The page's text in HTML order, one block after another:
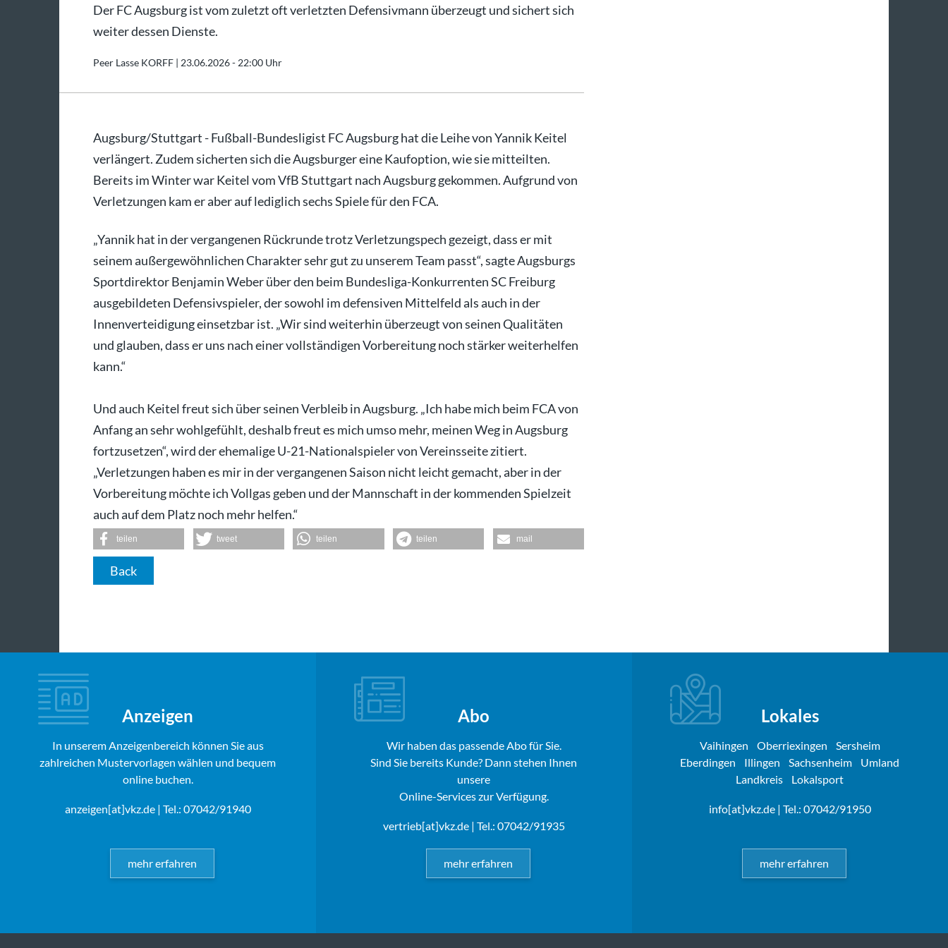
Der FC Augsburg ist vom zuletzt oft verletzten Defensivmann überzeugt und sichert sich
weiter dessen Dienste.
Peer Lasse KORFF | 23.06.2026 - 22:00 Uhr
Augsburg/Stuttgart - Fußball-Bundesligist FC Augsburg hat die Leihe von Yannik Keitel
verlängert. Zudem sicherten sich die Augsburger eine Kaufoption, wie sie mitteilten.
Bereits im Winter war Keitel vom VfB Stuttgart nach Augsburg gekommen. Aufgrund von
Verletzungen kam er aber auf lediglich sechs Spiele für den FCA.
„Yannik hat in der vergangenen Rückrunde trotz Verletzungspech gezeigt, dass er mit
seinem außergewöhnlichen Charakter sehr gut zu unserem Team passt“, sagte Augsburgs
Sportdirektor Benjamin Weber über den beim Bundesliga-Konkurrenten SC Freiburg
ausgebildeten Defensivspieler, der sowohl im defensiven Mittelfeld als auch in der
Innenverteidigung einsetzbar ist. „Wir sind weiterhin überzeugt von seinen Qualitäten
und glauben, dass er uns nach einer vollständigen Vorbereitung noch stärker weiterhelfen
kann.“
Und auch Keitel freut sich über seinen Verbleib in Augsburg. „Ich habe mich beim FCA von
Anfang an sehr wohlgefühlt, deshalb freut es mich umso mehr, meinen Weg in Augsburg
fortzusetzen“, wird der ehemalige U-21-Nationalspieler von Vereinsseite zitiert.
„Verletzungen haben es mir in der vergangenen Saison nicht leicht gemacht, aber in der
Vorbereitung möchte ich Vollgas geben und der Mannschaft in der kommenden Spielzeit
auch auf dem Platz noch mehr helfen.“
teilen tweet teilen teilen mail
Back
Anzeigen
In unserem Anzeigenbereich können Sie aus
zahlreichen Mustervorlagen wählen und bequem
online buchen.
anzeigen[at]vkz.de| Tel.: 07042/91940
mehr erfahren
Abo
Wir haben das passende Abo für Sie.
Sind Sie bereits Kunde? Dann stehen Ihnen
unsere
Online-Services zur Verfügung.
vertrieb[at]vkz.de| Tel.: 07042/91935
mehr erfahren
Lokales
Vaihingen Oberriexingen
Sersheim
Eberdingen
Illingen Sachsenheim
Umland
Landkreis
Lokalsport
info[at]vkz.de| Tel.: 07042/91950
mehr erfahren